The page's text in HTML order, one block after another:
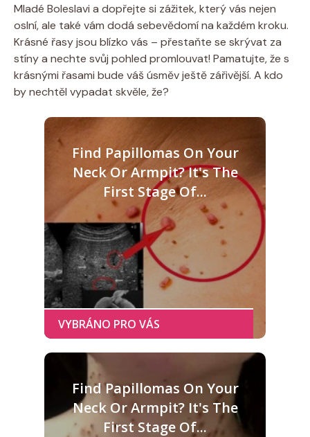
Mladé Boleslavi a dopřejte si zážitek, který vás nejen
oslní, ale také vám dodá sebevědomí na každém kroku.
Krásné řasy jsou blízko vás – přestaňte se skrývat za
stíny a nechte svůj pohled promlouvat! Pamatujte, že s
krásnými řasami bude váš úsměv ještě zářivější. A kdo
by nechtěl vypadat skvěle, že?
Find Papillomas On Your
Neck Or Armpit? It's The
First Stage Of...
Find Papillomas On Your
Neck Or Armpit? It's The
First Stage Of...